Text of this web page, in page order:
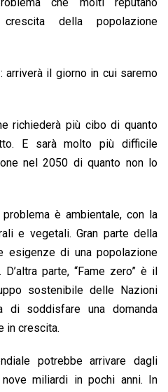
l
L
k
della popolazione
arriverà il giorno in cui saremo
richiederà più cibo di quanto
E sarà molto più difficile
nel 2050 di quanto non lo
è ambientale, con la
e vegetali. Gran parte della
esigenze di una popolazione
parte, “Fame zero” è il
sostenibile delle Nazioni
soddisfare una domanda
in crescita.
potrebbe arrivare dagli
miliardi in pochi anni. In